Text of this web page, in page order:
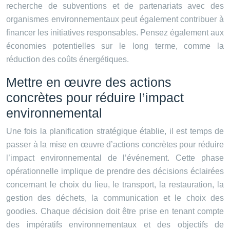
recherche de subventions et de partenariats avec des
organismes environnementaux peut également contribuer à
financer les initiatives responsables. Pensez également aux
économies potentielles sur le long terme, comme la
réduction des coûts énergétiques.
Mettre en œuvre des actions
concrètes pour réduire l’impact
environnemental
Une fois la planification stratégique établie, il est temps de
passer à la mise en œuvre d’actions concrètes pour réduire
l’impact environnemental de l’événement. Cette phase
opérationnelle implique de prendre des décisions éclairées
concernant le choix du lieu, le transport, la restauration, la
gestion des déchets, la communication et le choix des
goodies. Chaque décision doit être prise en tenant compte
des impératifs environnementaux et des objectifs de